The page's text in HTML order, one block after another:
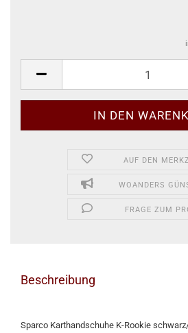
AUF DEN
WOANDERS
FRAGE ZUM
Beschreibung
Sparco Karthandschuhe K-Rookie